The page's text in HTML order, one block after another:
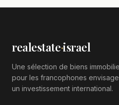
realestate·israel
Une sélection de biens
pour les francophones
un investissement international.